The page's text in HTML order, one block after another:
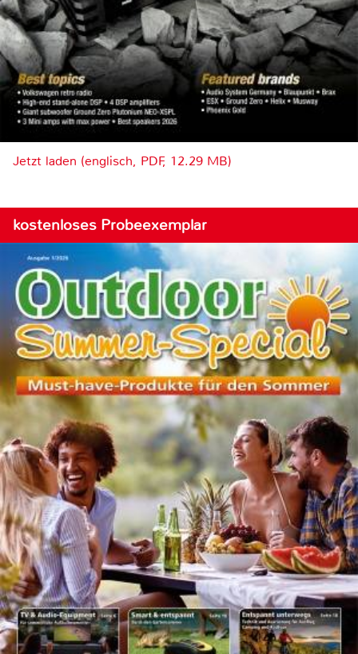
Jetzt laden (englisch, PDF, 12.29 MB)
kostenloses Probeexemplar